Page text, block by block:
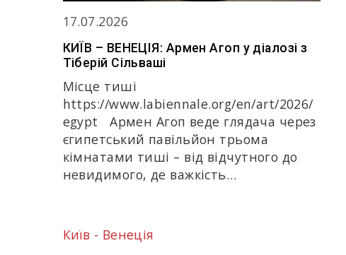
17.07.2026
КИЇВ – ВЕНЕЦІЯ: Армен Агоп у діалозі з
Тіберій Сільваші
Місце тиші
https://www.labiennale.org/en/art/2026/
egypt Армен Агоп веде глядача через
єгипетський павільйон трьома
кімнатами тиші – від відчутного до
невидимого, де важкість…
Київ - Венеція